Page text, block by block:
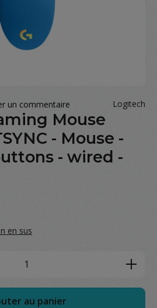
étoiles
un commentaire Logitech
Mouse
- Mouse -
- wired -
en sus
Enter the desired
au panier